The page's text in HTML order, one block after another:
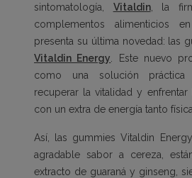
sintomatología, Vitaldin, la
complementos alimenticios
presenta su última novedad: las
Vitaldin Energy . Este nuevo
como una solución
recuperar la vitalidad y
con un extra de energía tanto
Así, las gummies Vitaldin
agradable sabor a cereza,
extracto de guaraná y ginseng,